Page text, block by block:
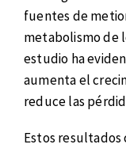
fuentes de
metabolismo de
estudio ha
aumenta el
reduce las
Estos